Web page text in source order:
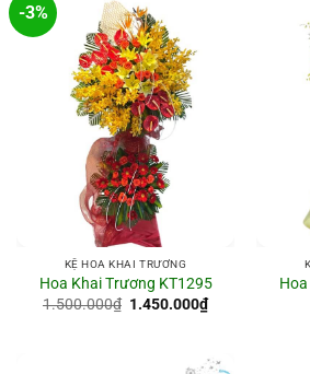
-3%
KỆ HOA KHAI TRƯƠNG
Hoa Khai Trương KT1295
1.500.000₫ Giá
1.450.000₫Giá
hiện
1.450.000₫.